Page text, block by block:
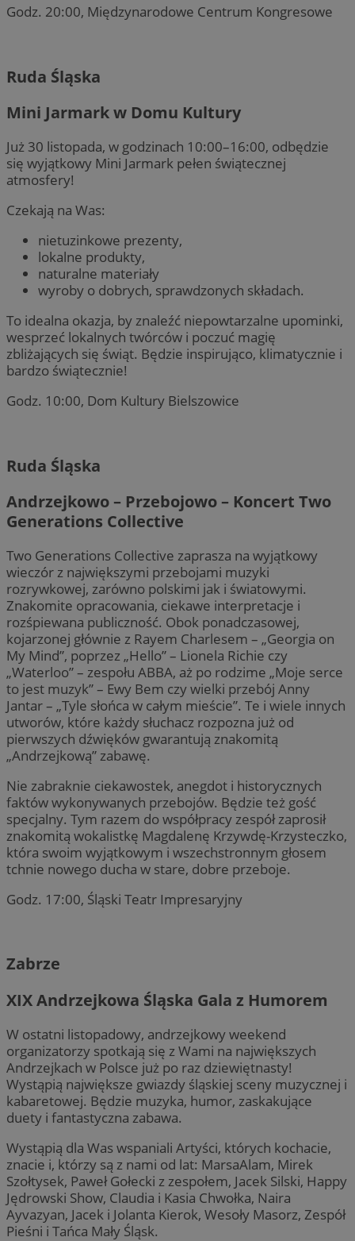
Godz. 20:00, Międzynarodowe Centrum Kongresowe
Ruda Śląska
Mini Jarmark w Domu Kultury
Już 30 listopada, w godzinach 10:00–16:00, odbędzie
się wyjątkowy Mini Jarmark pełen świątecznej
atmosfery!
Czekają na Was:
nietuzinkowe prezenty,
lokalne produkty,
naturalne materiały
wyroby o dobrych, sprawdzonych składach.
To idealna okazja, by znaleźć niepowtarzalne upominki,
wesprzeć lokalnych twórców i poczuć magię
zbliżających się świąt. Będzie inspirująco, klimatycznie i
bardzo świątecznie!
Godz. 10:00, Dom Kultury Bielszowice
Ruda Śląska
Andrzejkowo – Przebojowo – Koncert Two
Generations Collective
Two Generations Collective zaprasza na wyjątkowy
wieczór z największymi przebojami muzyki
rozrywkowej, zarówno polskimi jak i światowymi.
Znakomite opracowania, ciekawe interpretacje i
rozśpiewana publiczność. Obok ponadczasowej,
kojarzonej głównie z Rayem Charlesem – „Georgia on
My Mind”, poprzez „Hello” – Lionela Richie czy
„Waterloo” – zespołu ABBA, aż po rodzime „Moje serce
to jest muzyk” – Ewy Bem czy wielki przebój Anny
Jantar – „Tyle słońca w całym mieście”. Te i wiele innych
utworów, które każdy słuchacz rozpozna już od
pierwszych dźwięków gwarantują znakomitą
„Andrzejkową” zabawę.
Nie zabraknie ciekawostek, anegdot i historycznych
faktów wykonywanych przebojów. Będzie też gość
specjalny. Tym razem do współpracy zespół zaprosił
znakomitą wokalistkę Magdalenę Krzywdę-Krzysteczko,
która swoim wyjątkowym i wszechstronnym głosem
tchnie nowego ducha w stare, dobre przeboje.
Godz. 17:00, Śląski Teatr Impresaryjny
Zabrze
XIX Andrzejkowa Śląska Gala z Humorem
W ostatni listopadowy, andrzejkowy weekend
organizatorzy spotkają się z Wami na największych
Andrzejkach w Polsce już po raz dziewiętnasty!
Wystąpią największe gwiazdy śląskiej sceny muzycznej i
kabaretowej. Będzie muzyka, humor, zaskakujące
duety i fantastyczna zabawa.
Wystąpią dla Was wspaniali Artyści, których kochacie,
znacie i, którzy są z nami od lat: MarsaAlam, Mirek
Szołtysek, Paweł Gołecki z zespołem, Jacek Silski, Happy
Jędrowski Show, Claudia i Kasia Chwołka, Naira
Ayvazyan, Jacek i Jolanta Kierok, Wesoły Masorz, Zespół
Pieśni i Tańca Mały Śląsk.